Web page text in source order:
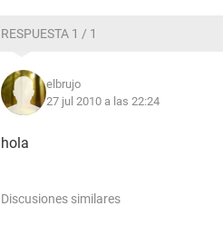
RESPUESTA 1 / 1
elbrujo
27 jul 2010 a las 22:24
hola
Discusiones similares